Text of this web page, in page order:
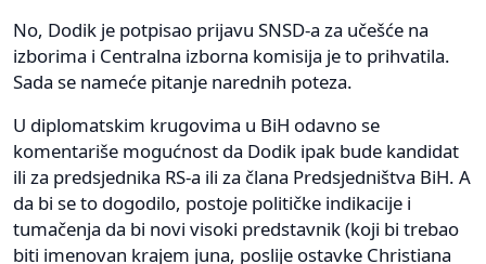
No, Dodik je potpisao prijavu SNSD-a za učešće na
izborima i Centralna izborna komisija je to prihvatila.
Sada se nameće pitanje narednih poteza.
U diplomatskim krugovima u BiH odavno se
komentariše mogućnost da Dodik ipak bude kandidat
ili za predsjednika RS-a ili za člana Predsjedništva BiH. A
da bi se to dogodilo, postoje političke indikacije i
tumačenja da bi novi visoki predstavnik (koji bi trebao
biti imenovan krajem juna, poslije ostavke Christiana